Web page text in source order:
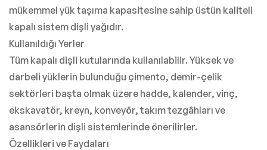
mükemmel yük taşıma kapasitesine sahip üstün kaliteli
kapalı sistem dişli yağıdır.
Kullanıldığı Yerler
Tüm kapalı dişli kutularında kullanılabilir. Yüksek ve
darbeli yüklerin bulunduğu çimento, demir-çelik
sektörleri başta olmak üzere hadde, kalender, vinç,
ekskavatör, kreyn, konveyör, takım tezgâhları ve
asansörlerin dişli sistemlerinde önerilirler.
Özellikleri ve Faydaları